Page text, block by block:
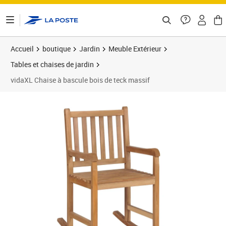
Accueil boutique Jardin
Meuble Extérieur
Tables et chaises de jardin
vidaXL Chaise à bascule bois de teck massif